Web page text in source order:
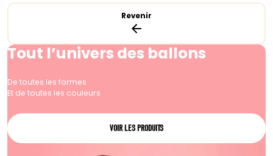
Revenir
Tout l’univers des ballons
De toutes les formes
Et de toutes les couleurs
VOIR LES PRODUITS